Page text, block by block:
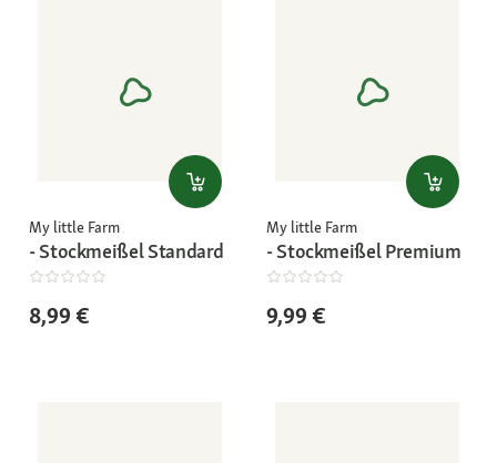
My little Farm
- Stockmeißel Standard
8,99 €
My little Farm
- Stockmeißel Premium
9,99 €